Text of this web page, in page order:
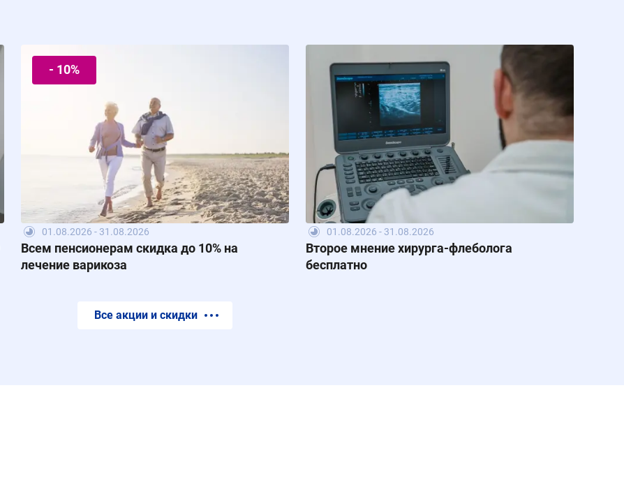
- 10%
01.08.2026 - 31.08.2026
Всем пенсионерам скидка до 10% на
лечение варикоза
01.08.2026 - 31.08.2026
Второе мнение хирурга-флеболога
бесплатно
Все акции и скидки